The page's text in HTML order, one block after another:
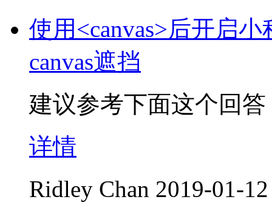
使用<canvas>后开启
canvas遮挡
建议参考下面这个回答
详情
Ridley Chan 2019-01-